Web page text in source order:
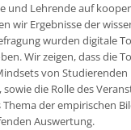
und Lehrende auf
wir Ergebnisse der
wurden digitale
Wir zeigen, dass die
von
die Rolle des
Thema der empirischen
Auswertung.